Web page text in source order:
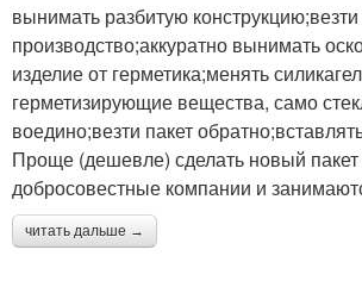
вынимать разбитую
производство;аккуратно вынимать
изделие от герметика;менять
герметизирующие вещества, само
воедино;везти пакет
Проще (дешевле) сделать новый
добросовестные компании и
читать дальше →